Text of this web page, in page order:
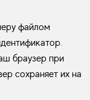
файлом
браузер при
сохраняет их на